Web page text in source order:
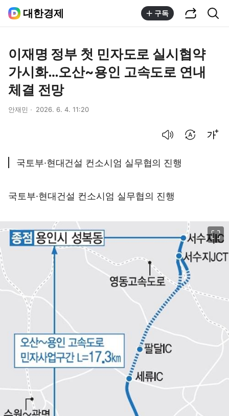
대한경제 구독
이재명 정부 첫 민자도로 실시협약
가시화…오산~용인 고속도로 연내
체결 전망
안재민 2026. 6. 4. 11:20
국토부·현대건설 컨소시엄 실무협의 진행
국토부·현대건설 컨소시엄 실무협의 진행